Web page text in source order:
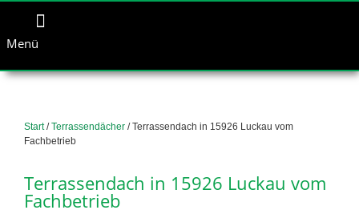
Menü
Start/Terrassendächer / Terrassendach in 15926 Luckau vom
Fachbetrieb
Terrassendach in 15926 Luckau vom
Fachbetrieb